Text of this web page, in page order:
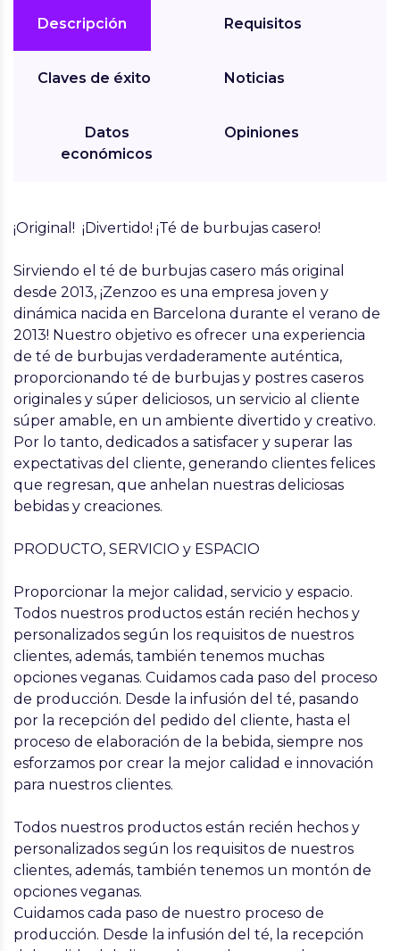
Descripción
Claves de éxito
Datos
económicos
Requisitos
Noticias
Opiniones
¡Original! ¡Divertido! ¡Té de burbujas casero!
Sirviendo el té de burbujas casero más original
desde 2013, ¡Zenzoo es una empresa joven y
dinámica nacida en Barcelona durante el verano de
2013! Nuestro objetivo es ofrecer una experiencia
de té de burbujas verdaderamente auténtica,
proporcionando té de burbujas y postres caseros
originales y súper deliciosos, un servicio al cliente
súper amable, en un ambiente divertido y creativo.
Por lo tanto, dedicados a satisfacer y superar las
expectativas del cliente, generando clientes felices
que regresan, que anhelan nuestras deliciosas
bebidas y creaciones.
PRODUCTO, SERVICIO y ESPACIO
Proporcionar la mejor calidad, servicio y espacio.
Todos nuestros productos están recién hechos y
personalizados según los requisitos de nuestros
clientes, además, también tenemos muchas
opciones veganas. Cuidamos cada paso del proceso
de producción. Desde la infusión del té, pasando
por la recepción del pedido del cliente, hasta el
proceso de elaboración de la bebida, siempre nos
esforzamos por crear la mejor calidad e innovación
para nuestros clientes.
Todos nuestros productos están recién hechos y
personalizados según los requisitos de nuestros
clientes, además, también tenemos un montón de
opciones veganas.
Cuidamos cada paso de nuestro proceso de
producción. Desde la infusión del té, la recepción